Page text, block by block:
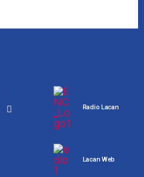
Radio Lacan
Lacan Web